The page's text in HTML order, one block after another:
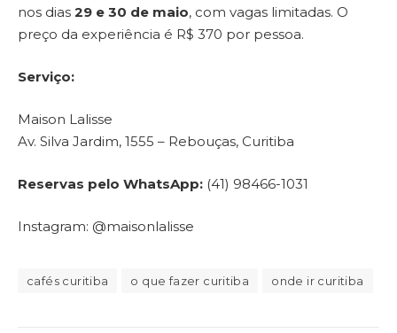
nos dias 29 e 30 de maio, com vagas limitadas. O
preço da experiência é R$ 370 por pessoa.
Serviço:
Maison Lalisse
Av. Silva Jardim, 1555 – Rebouças, Curitiba
Reservas pelo WhatsApp: (41) 98466-1031
Instagram: @maisonlalisse
cafés curitiba o que fazer curitiba onde ir curitiba